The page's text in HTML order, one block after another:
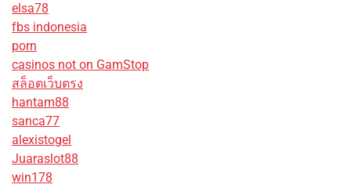
elsa78
fbs indonesia
porn
casinos not on GamStop
สล็อตเว็บตรง
hantam88
sanca77
alexistogel
Juaraslot88
win178